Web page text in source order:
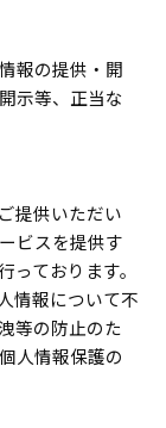
報の提供・開
示等、正当な
提供いただい
ビスを提供す
ております。
情報について不
等の防止のた
人情報保護の